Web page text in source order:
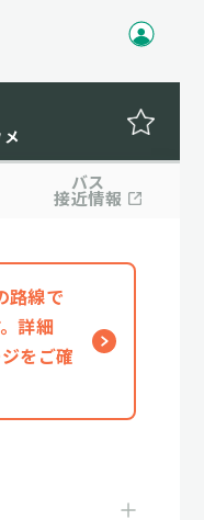
バス
接近情報
路線で
詳細
をご確